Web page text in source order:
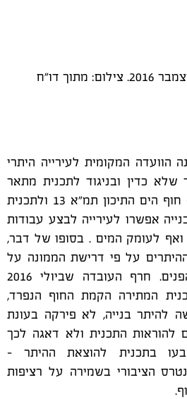
השוק העירוני - צולם בדצמבר 2016. צילום: מתוך דו"ח
2012 ו-2014 נתנה הוועדה המקומית לעירייה היתרי
כדין ובניגוד לתכנית מתאר
ארצית חלקית לחופים - חוף הים התיכון תמ"א 13 ולתכנית
אפשרו לעירייה לבצע עבודות
לעומק המים . בסופו של דבר,
על פי דרישת הממונה על
חרף העובדה שביולי 2016
המתירה הקמת החוף הנפרד,
להיתר בנייה, לא פירקה בעונת
התכנית ולא דאגה לכך
בתכנית להוצאת ההיתר -
הציבורי בשמירה על רציפות